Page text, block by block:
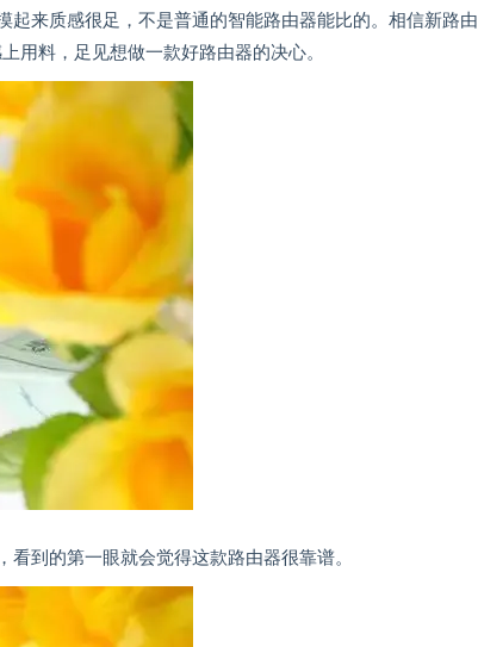
来质感很足，不是普通的智能路由器能比的。相信新路由
用料，足见想做一款好路由器的决心。
到的第一眼就会觉得这款路由器很靠谱。